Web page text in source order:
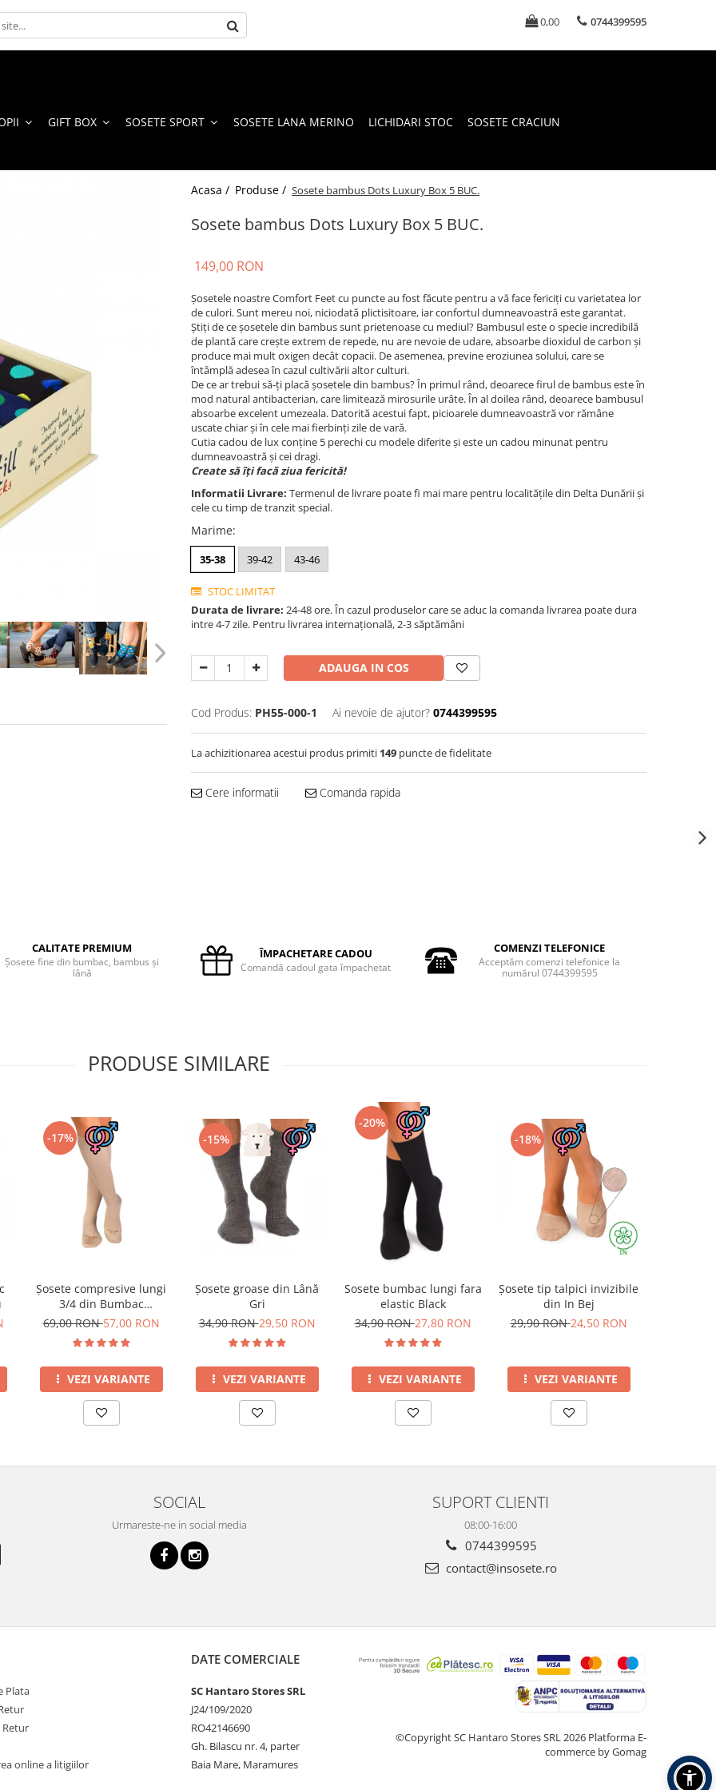
0,00 0744399595
GIFT BOX SOSETE SPORT SOSETE LANA MERINO LICHIDARI STOC SOSETE CRACIUN
Acasa / Produse / Sosete bambus Dots Luxury Box 5 BUC.
Sosete bambus Dots Luxury Box 5 BUC.
149,00 RON
Șosetele noastre Comfort Feet cu puncte au fost făcute pentru a vă face fericiți cu varietatea lor
de culori. Sunt mereu noi, niciodată plictisitoare, iar confortul dumneavoastră este garantat.
Știți de ce șosetele din bambus sunt prietenoase cu mediul? Bambusul este o specie incredibilă
de plantă care crește extrem de repede, nu are nevoie de udare, absoarbe dioxidul de carbon și
produce mai mult oxigen decât copacii. De asemenea, previne eroziunea solului, care se
întâmplă adesea în cazul cultivării altor culturi.
De ce ar trebui să-ți placă șosetele din bambus? În primul rând, deoarece firul de bambus este în
mod natural antibacterian, care limitează mirosurile urâte. În al doilea rând, deoarece bambusul
absoarbe excelent umezeala. Datorită acestui fapt, picioarele dumneavoastră vor rămâne
uscate chiar și în cele mai fierbinți zile de vară.
Cutia cadou de lux conține 5 perechi cu modele diferite și este un cadou minunat pentru
dumneavoastră și cei dragi.
Create să îți facă ziua fericită!
Informatii Livrare: Termenul de livrare poate fi mai mare pentru localitățile din Delta Dunării și
cele cu timp de tranzit special.
Marime:
35-38 39-42 43-46
STOC LIMITAT
Durata de livrare: 24-48 ore. În cazul produselor care se aduc la comanda livrarea poate dura
intre 4-7 zile. Pentru livrarea internațională, 2-3 săptămâni
ADAUGA IN COS
Cod Produs: PH55-000-1 Ai nevoie de ajutor? 0744399595
La achizitionarea acestui produs primiti 149 puncte de fidelitate
Cere informatii Comanda rapida
CALITATE PREMIUM
Șosete fine din bumbac, bambus și
lână
ÎMPACHETARE CADOU
Comandă cadoul gata împachetat
COMENZI TELEFONICE
Acceptăm comenzi telefonice la
numărul 0744399595
PRODUSE SIMILARE
-17%
Șosete compresive lungi
3/4 din Bumbac
Mercerizat Bej
69,00 RON57,00 RON
VEZI VARIANTE
-15%
Șosete groase din Lână
Gri
34,90 RON29,50 RON
VEZI VARIANTE
-20%
Sosete bumbac lungi fara
elastic Black
34,90 RON27,80 RON
VEZI VARIANTE
-18%
Șosete tip talpici invizibile
din In Bej
29,90 RON24,50 RON
VEZI VARIANTE
SOCIAL
Urmareste-ne in social media
SUPORT CLIENTI
08:00-16:00
0744399595
contact@insosete.ro
Plata
Retur
online a litigiilor
DATE COMERCIALE
SC Hantaro Stores SRL
J24/109/2020
RO42146690
Gh. Bilascu nr. 4, parter
Baia Mare, Maramures
©Copyright SC Hantaro Stores SRL 2026 Platforma E-
commerce by Gomag